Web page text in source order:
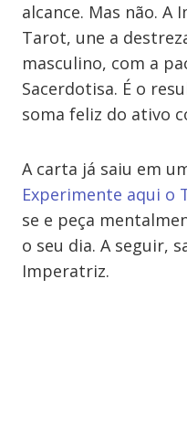
alcance. Mas não. A
Tarot, une a
masculino, com a
Sacerdotisa. É o
soma feliz do ativo
A carta já saiu em
Experimente aqui o
se e peça
o seu dia. A seguir,
Imperatriz.